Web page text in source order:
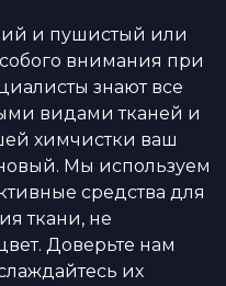
и пушистый или
внимания при
знают все
видами тканей и
химчистки ваш
Мы используем
средства для
ткани, не
Доверьте нам
их